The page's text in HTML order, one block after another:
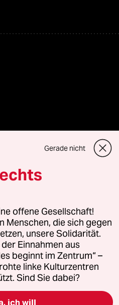
GmbH
Fragen oder für Genehmigungen
Kommune-Richtlinien
Impressum AGB
widerrufen (Ads)
Gerade nicht
offene Gesellschaft!
Menschen, die sich gegen
unsere Solidarität.
Einnahmen aus
beginnt im Zentrum“ –
linke Kulturzentren
Sind Sie dabei?
ich will